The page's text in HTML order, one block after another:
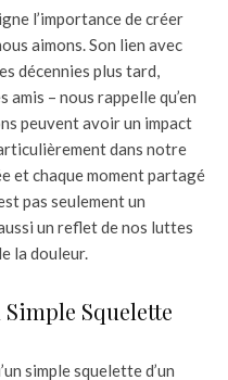
l’importance de créer
aimons. Son lien avec
décennies plus tard,
– nous rappelle qu’en
peuvent avoir un impact
dans notre
et chaque moment partagé
pas seulement un
un reflet de nos luttes
la douleur.
Squelette
simple squelette d’un